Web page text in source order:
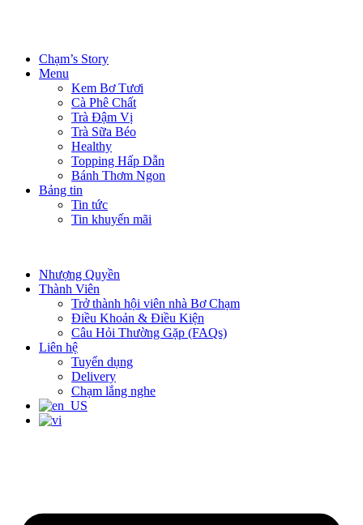
Chạm’s Story
Menu
Kem Bơ Tươi
Cà Phê Chất
Trà Đậm Vị
Trà Sữa Béo
Healthy
Topping Hấp Dẫn
Bánh Thơm Ngon
Bảng tin
Tin tức
Tin khuyến mãi
Nhượng Quyền
Thành Viên
Trở thành hội viên nhà Bơ Chạm
Điều Khoản & Điều Kiện
Câu Hỏi Thường Gặp (FAQs)
Liên hệ
Tuyển dụng
Delivery
Chạm lắng nghe